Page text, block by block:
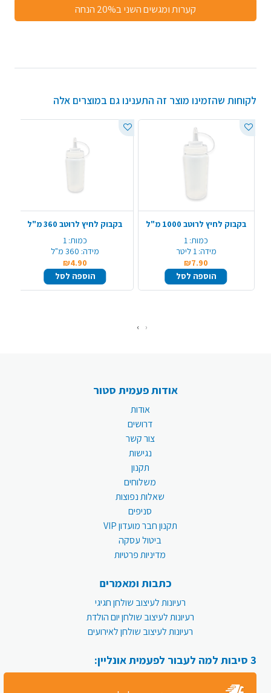
קערות ומגשים השני ב20% הנחה
לקוחות שהזמינו מוצר זה התענינו גם במוצרים אלה
בקבוק לחיץ לרוטב 1000 מ"ל
כמות: 1
מידה: 1 ליטר
₪7.90
הוספה לסל
בקבוק לחיץ לרוטב 360 מ"ל
כמות: 1
מידה: 360 מ"ל
₪4.90
הוספה לסל
‹
›
אודות פעמית סטור
אודות
דרושים
צור קשר
נגישות
תקנון
משלוחים
שאלות נפוצות
סניפים
תקנון חבר מועדון VIP
ביטול עסקה
מדיניות פרטיות
כתבות ומאמרים
רעיונות לעיצוב שולחן חגיגי
רעיונות לעיצוב שולחן יום הולדת
רעיונות לעיצוב שולחן לאירועים
3 סיבות למה לעבור לפעמית אונליין: